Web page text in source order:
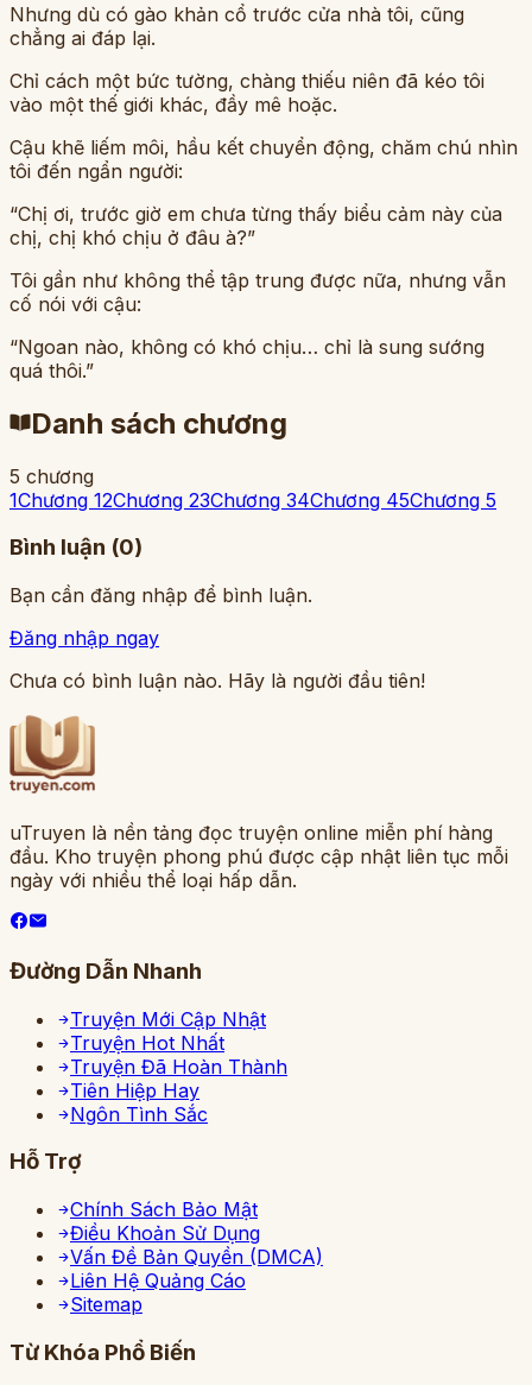
Nhưng dù có gào khản cổ trước cửa nhà tôi, cũng
chẳng ai đáp lại.
Chỉ cách một bức tường, chàng thiếu niên đã kéo tôi
vào một thế giới khác, đầy mê hoặc.
Cậu khẽ liếm môi, hầu kết chuyển động, chăm chú nhìn
tôi đến ngẩn người:
“Chị ơi, trước giờ em chưa từng thấy biểu cảm này của
chị, chị khó chịu ở đâu à?”
Tôi gần như không thể tập trung được nữa, nhưng vẫn
cố nói với cậu:
“Ngoan nào, không có khó chịu… chỉ là sung sướng
quá thôi.”
Danh sách chương
5 chương
1Chương 12Chương 23Chương 34Chương 45Chương 5
Bình luận (0)
Bạn cần đăng nhập để bình luận.
Đăng nhập ngay
Chưa có bình luận nào. Hãy là người đầu tiên!
uTruyen là nền tảng đọc truyện online miễn phí hàng
đầu. Kho truyện phong phú được cập nhật liên tục mỗi
ngày với nhiều thể loại hấp dẫn.
Đường Dẫn Nhanh
Truyện Mới Cập Nhật
Truyện Hot Nhất
Truyện Đã Hoàn Thành
Tiên Hiệp Hay
Ngôn Tình Sắc
Hỗ Trợ
Chính Sách Bảo Mật
Điều Khoản Sử Dụng
Vấn Đề Bản Quyền (DMCA)
Liên Hệ Quảng Cáo
Sitemap
Từ Khóa Phổ Biến